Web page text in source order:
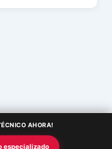
| Powered by
AHORA!
especializado